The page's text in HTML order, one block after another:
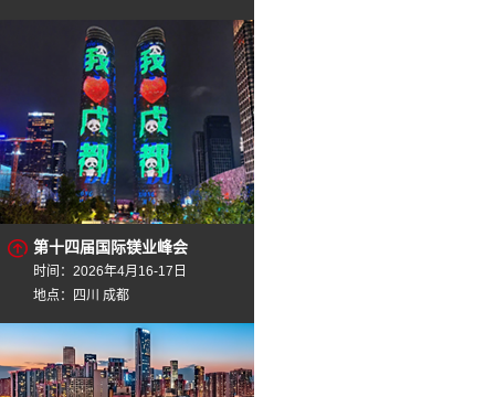
第十四届国际镁业峰会
时间：2026年4月16-17日
地点：四川 成都